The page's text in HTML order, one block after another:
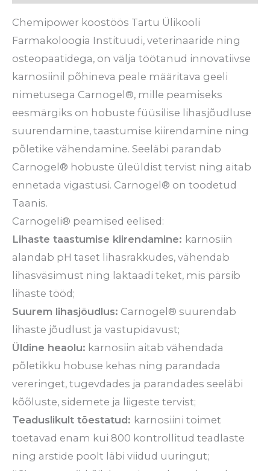
Chemipower koostöös Tartu Ülikooli
Farmakoloogia Instituudi, veterinaaride ning
osteopaatidega, on välja töötanud innovatiivse
karnosiinil põhineva peale määritava geeli
nimetusega Carnogel®, mille peamiseks
eesmärgiks on hobuste füüsilise lihasjõudluse
suurendamine, taastumise kiirendamine ning
põletike vähendamine. Seeläbi parandab
Carnogel® hobuste üleüldist tervist ning aitab
ennetada vigastusi. Carnogel® on toodetud
Taanis.
Carnogeli® peamised eelised:
Lihaste taastumise kiirendamine: karnosiin
alandab pH taset lihasrakkudes, vähendab
lihasväsimust ning laktaadi teket, mis pärsib
lihaste tööd;
Suurem lihasjõudlus: Carnogel® suurendab
lihaste jõudlust ja vastupidavust;
Üldine heaolu: karnosiin aitab vähendada
põletikku hobuse kehas ning parandada
vereringet, tugevdades ja parandades seeläbi
kõõluste, sidemete ja liigeste tervist;
Teaduslikult tõestatud: karnosiini toimet
toetavad enam kui 800 kontrollitud teadlaste
ning arstide poolt läbi viidud uuringut;